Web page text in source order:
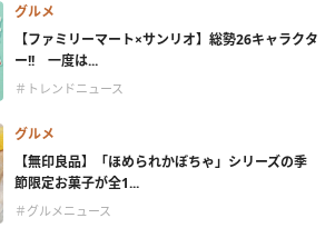
グルメ
【ファミリーマート×サンリオ】総勢26キャラクタ
ー!! 一度は...
＃トレンドニュース
グルメ
【無印良品】「ほめられかぼちゃ」シリーズの季
節限定お菓子が全1...
＃グルメニュース